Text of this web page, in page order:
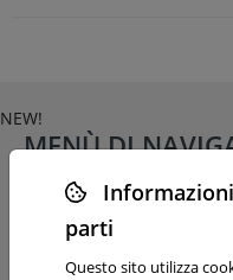
NEW!
MENÙ DI
Home
Studio
SLM & Associati
Dicono di noi
parti
Questo sito utilizza